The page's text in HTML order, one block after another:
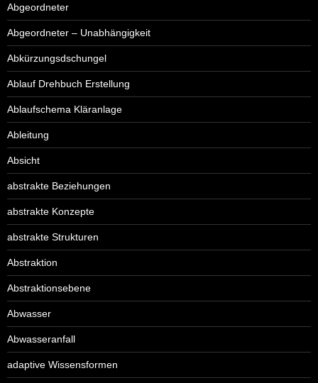
Abgeordneter
Abgeordneter – Unabhängigkeit
Abkürzungsdschungel
Ablauf Drehbuch Erstellung
Ablaufschema Kläranlage
Ableitung
Absicht
abstrakte Beziehungen
abstrakte Konzepte
abstrakte Strukturen
Abstraktion
Abstraktionsebene
Abwasser
Abwasseranfall
adaptive Wissensformen